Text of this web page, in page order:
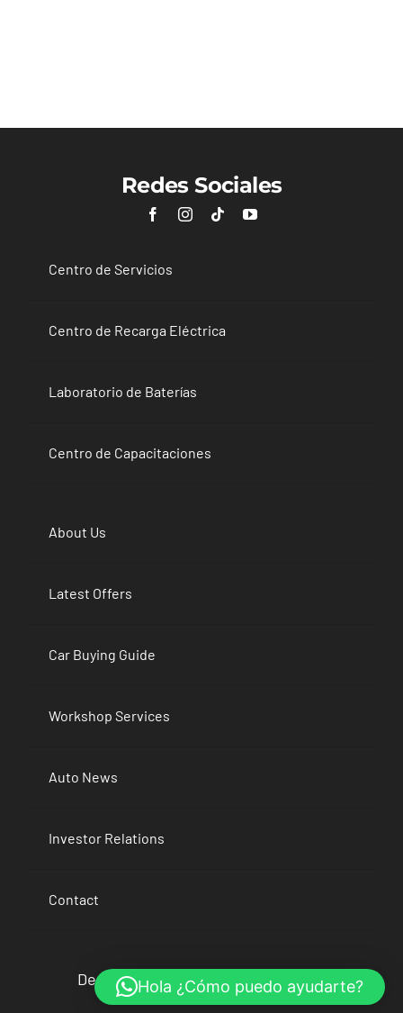
Redes Sociales
Centro de Servicios
Centro de Recarga Eléctrica
Laboratorio de Baterías
Centro de Capacitaciones
About Us
Latest Offers
Car Buying Guide
Workshop Services
Auto News
Investor Relations
Contact
Derechos Reservados EVLAB 2026
Hola ¿Cómo puedo ayudarte?